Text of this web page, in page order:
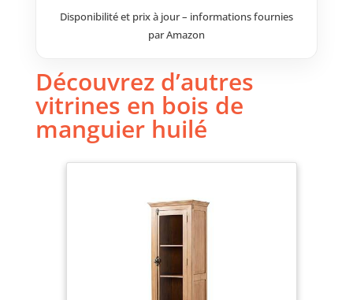
expédiées, la livraison s'effectue
jusqu'au bord du trottoir.
Disponibilité et prix à jour – informations fournies
par Amazon
Découvrez d’autres
vitrines en bois de
manguier huilé